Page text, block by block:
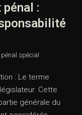
:
spécial
: Le terme
Cette
générale du